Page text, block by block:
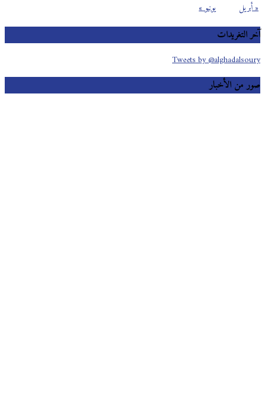
« أبريل يونيو »
آخر التغريدات
Tweets by @alghadalsoury
صور من الأخبار